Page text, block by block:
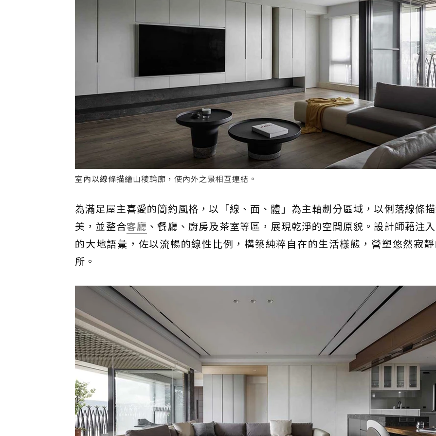
室內以線條描繪山稜輪廓，使內外之景相互連結。
為滿足屋主喜愛的簡約風格，以「線、面、體」為主軸劃分區域，以俐落線條
美，並整合客廳 、餐廳、廚房及茶室等區，展現乾淨的空間原貌。設計師藉注
的大地語彙，佐以流暢的線性比例，構築純粹自在的生活樣態，營塑悠然寂
所。